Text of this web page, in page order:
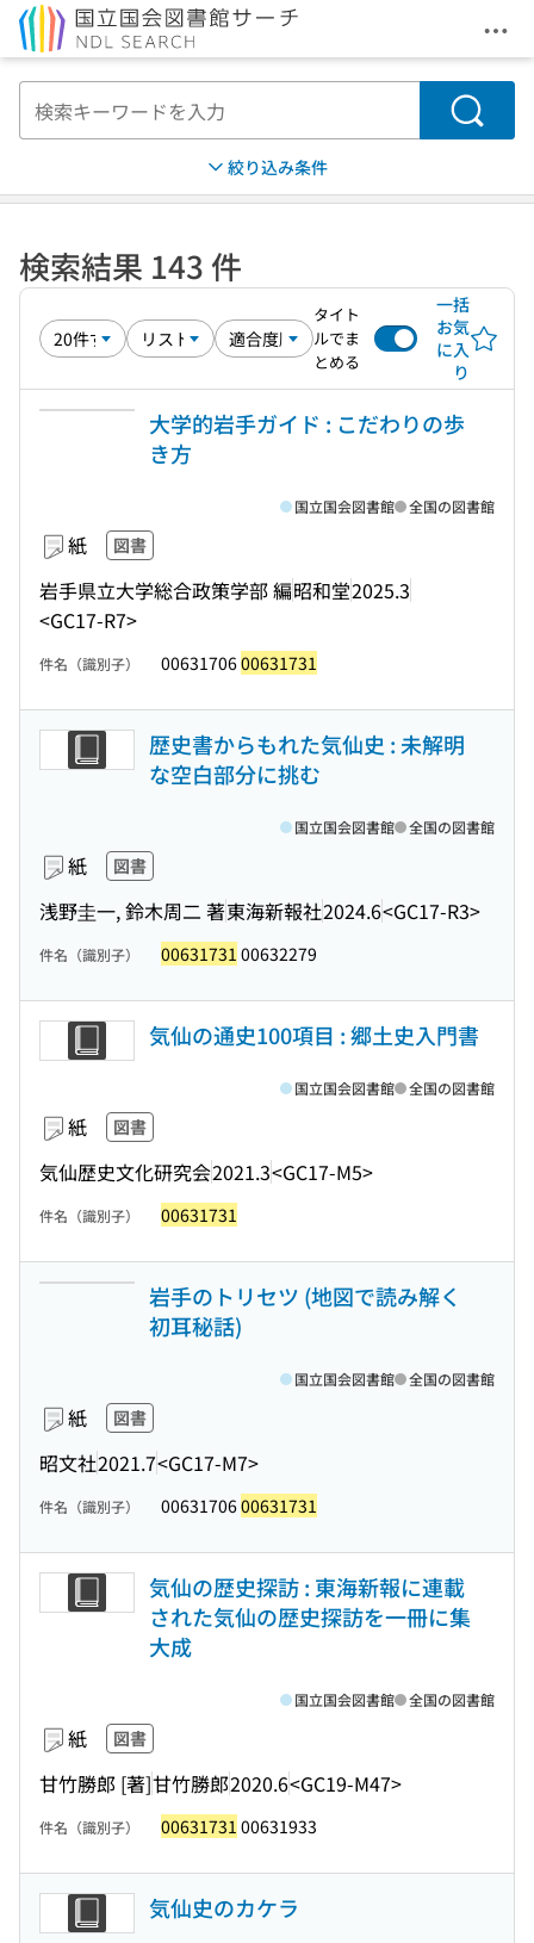
メ
検索
絞り込み条件
検索結果 143 件
タイト
ルでま
とめる
一括
お気
に入
り
大学的岩手ガイド : こだわりの歩
き方
紙 図書
岩手県立大学総合政策学部 編昭和堂2025.3
<GC17-R7>
国立国会図書館 全国の図書館
件名（識別子） 0063170600631731
歴史書からもれた気仙史 : 未解明
な空白部分に挑む
紙 図書
浅野圭一, 鈴木周二 著東海新報社2024.6<GC17-R3>
国立国会図書館 全国の図書館
件名（識別子） 00631731 00632279
気仙の通史100項目 : 郷土史入門書
紙 図書
気仙歴史文化研究会2021.3<GC17-M5>
国立国会図書館 全国の図書館
件名（識別子） 00631731
岩手のトリセツ (地図で読み解く
初耳秘話)
紙 図書
昭文社2021.7<GC17-M7>
国立国会図書館 全国の図書館
件名（識別子） 0063170600631731
気仙の歴史探訪 : 東海新報に連載
された気仙の歴史探訪を一冊に集
大成
紙 図書
甘竹勝郎 [著]甘竹勝郎2020.6<GC19-M47>
国立国会図書館 全国の図書館
件名（識別子） 00631731 00631933
気仙史のカケラ